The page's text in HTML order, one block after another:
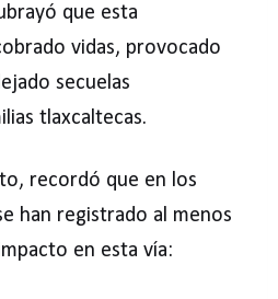
que esta
vidas, provocado
secuelas
tlaxcaltecas.
recordó que en los
han registrado al menos
en esta vía: